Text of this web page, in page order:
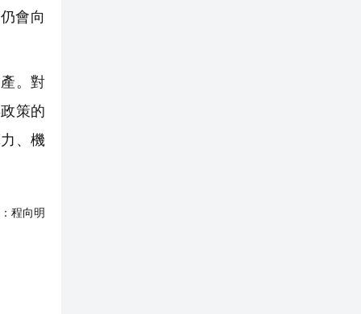
會向
。對
策的
、機
程向明